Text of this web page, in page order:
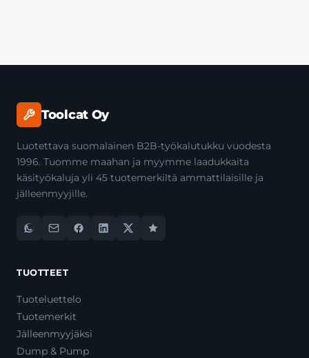
Toolcat Oy
Luotettava suomalainen B2B-työkalutukku vuodesta
1996. Tuomme maahan ja myymme laadukkaita
käsityökaluja yli 45 tuotemerkiltä ammattilaisille ja
jälleenmyyjille.
TUOTTEET
Tuoteluettelo
Tuotemerkit
Jälleenmyyjäksi
Dump & Pump